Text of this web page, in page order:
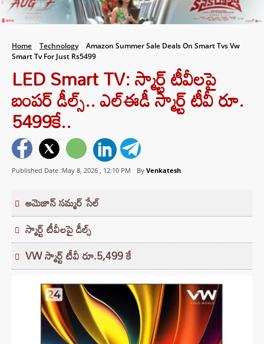
Home Technology
Amazon Summer Sale Deals On Smart Tvs Vw
Smart Tv For Just Rs5499
LED Smart TV: స్మార్ట్ టీవీలపై
బంపర్ డీల్స్.. ఎల్ఈడీ స్మార్ట్ టీవీ రూ.
5499కే..
Published Date :May 8, 2026 , 12:10 PM By Venkatesh
అమెజాన్ సమ్మర్ సేల్
స్మార్ట్ టీవీలపై డీల్స్
VW స్మార్ట్ టీవీ రూ.5,499 కే